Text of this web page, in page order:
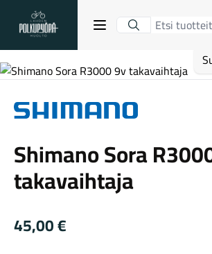
Lahden Polkupyörähuolto - etusivulle
Avaa sulje valikko
Hakutulokset
Suositut osastot
Shimano Sora
takavaihtaja
45,00€